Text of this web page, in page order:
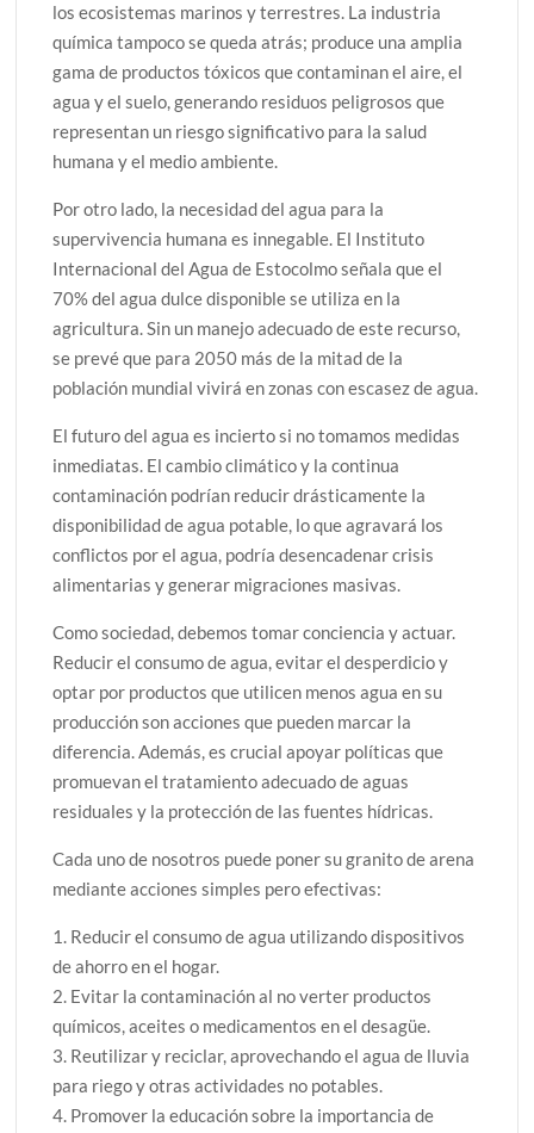
los ecosistemas marinos y terrestres. La industria
química tampoco se queda atrás; produce una amplia
gama de productos tóxicos que contaminan el aire, el
agua y el suelo, generando residuos peligrosos que
representan un riesgo significativo para la salud
humana y el medio ambiente.
Por otro lado, la necesidad del agua para la
supervivencia humana es innegable. El Instituto
Internacional del Agua de Estocolmo señala que el
70% del agua dulce disponible se utiliza en la
agricultura. Sin un manejo adecuado de este recurso,
se prevé que para 2050 más de la mitad de la
población mundial vivirá en zonas con escasez de agua.
El futuro del agua es incierto si no tomamos medidas
inmediatas. El cambio climático y la continua
contaminación podrían reducir drásticamente la
disponibilidad de agua potable, lo que agravará los
conflictos por el agua, podría desencadenar crisis
alimentarias y generar migraciones masivas.
Como sociedad, debemos tomar conciencia y actuar.
Reducir el consumo de agua, evitar el desperdicio y
optar por productos que utilicen menos agua en su
producción son acciones que pueden marcar la
diferencia. Además, es crucial apoyar políticas que
promuevan el tratamiento adecuado de aguas
residuales y la protección de las fuentes hídricas.
Cada uno de nosotros puede poner su granito de arena
mediante acciones simples pero efectivas:
1. Reducir el consumo de agua utilizando dispositivos
de ahorro en el hogar.
2. Evitar la contaminación al no verter productos
químicos, aceites o medicamentos en el desagüe.
3. Reutilizar y reciclar, aprovechando el agua de lluvia
para riego y otras actividades no potables.
4. Promover la educación sobre la importancia de